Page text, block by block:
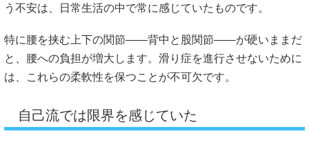
う不安は、日常生活の中で常に感じていたものです。
特に腰を挟む上下の関節――背中と股関節――が硬いままだ
と、腰への負担が増大します。滑り症を進行させないために
は、これらの柔軟性を保つことが不可欠です。
自己流では限界を感じていた